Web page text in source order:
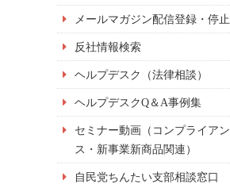
メールマガジン配信登録・停止
反社情報検索
ヘルプデスク（法律相談）
ヘルプデスクQ＆A事例集
セミナー動画（コンプライアン
ス・新事業新商品関連）
自民党ちんたい支部相談窓口